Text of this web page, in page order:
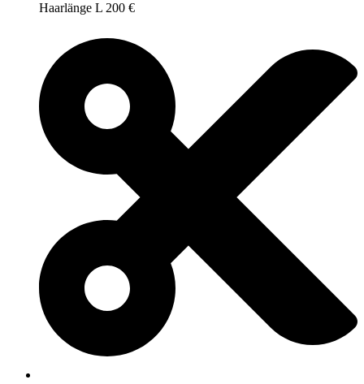
Haarlänge L 200 €